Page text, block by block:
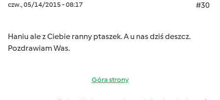
czw., 05/14/2015 - 08:17 #30
Haniu ale z Ciebie ranny ptaszek. A u nas dziś deszcz.
Pozdrawiam Was.
Góra strony